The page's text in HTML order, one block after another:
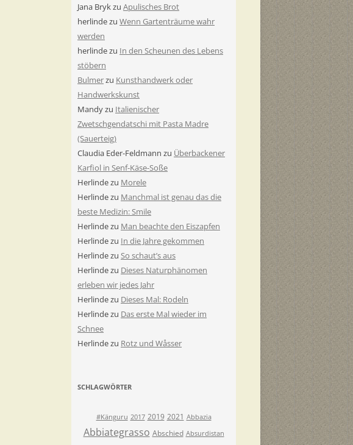
Jana Brykzu Apulisches Brot
herlindezu Wenn Gartenträume wahr
werden
herlindezu In den Scheunen des Lebens
stöbern
Bulmerzu Kunsthandwerk oder
Handwerkskunst
Mandyzu Italienischer
Zwetschgendatschi mit Pasta Madre
(Sauerteig)
Claudia Eder-Feldmann zu Überbackener
Karfiol in Senf-Käse-Soße
Herlindezu Morele
Herlindezu Manchmal ist genau das die
beste Medizin: Smile
Herlindezu Man beachte den Eiszapfen
Herlindezu In die Jahre gekommen
Herlindezu So schaut’s aus
Herlindezu Dieses Naturphänomen
erleben wir jedes Jahr
Herlindezu Dieses Mal: Rodeln
Herlindezu Das erste Mal wieder im
Schnee
Herlindezu Rotz und Wåsser
SCHLAGWÖRTER
#Känguru 2017 2019 2021 Abbazia
Abbiategrasso Abschied Absurdistan